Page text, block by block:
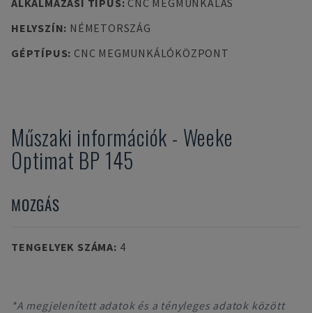
ALKALMAZÁSI TÍPUS: CNC MEGMUNKÁLÁS
HELYSZÍN: NÉMETORSZÁG
GÉPTÍPUS: CNC MEGMUNKÁLÓKÖZPONT
Műszaki információk - Weeke
Optimat BP 145
MOZGÁS
TENGELYEK SZÁMA: 4
*A megjelenített adatok és a tényleges adatok között